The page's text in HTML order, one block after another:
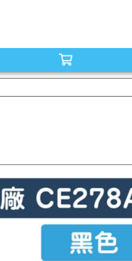
印表機-office24列印倉庫線上購物手機版